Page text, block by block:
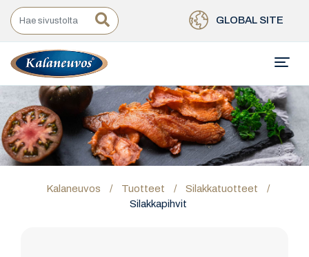
GLOBAL SITE
Kalaneuvos / Tuotteet / Silakkatuotteet
/
Silakkapihvit